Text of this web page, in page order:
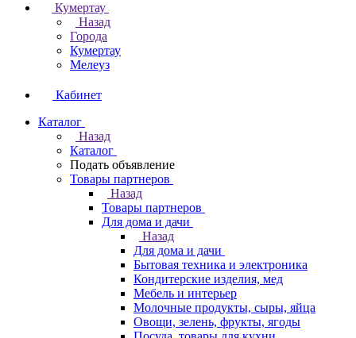
Кумертау
Назад
Города
Кумертау
Мелеуз
Кабинет
Каталог
Назад
Каталог
Подать объявление
Товары партнеров
Назад
Товары партнеров
Для дома и дачи
Назад
Для дома и дачи
Бытовая техника и электроника
Кондитерские изделия, мед
Мебель и интерьер
Молочные продукты, сыры, яйца
Овощи, зелень, фрукты, ягоды